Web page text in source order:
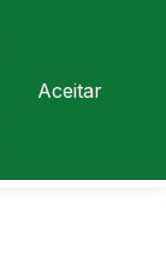
Aceitar